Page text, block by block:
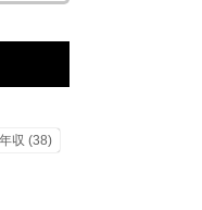
収 (38)